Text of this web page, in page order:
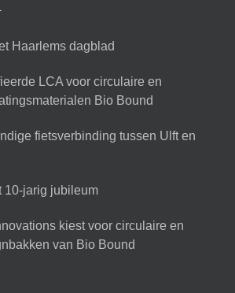
Haarlems dagblad
LCA voor circulaire en
Bio Bound
fietsverbinding tussen Ulft en
10-jarig jubileum
kiest voor circulaire en
van Bio Bound